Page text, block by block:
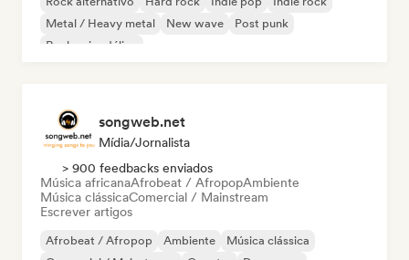
Metal / Heavy metal
New wave
Post punk
Rock psicodélico
songweb.net
Mídia/Jornalista
> 900 feedbacks enviados
Música africanaAfrobeat / AfropopAmbiente
Música clássicaComercial / Mainstream
Escrever artigos
Afrobeat / Afropop Ambiente
Música clássica